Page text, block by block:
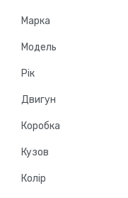
Марка
Модель
Рік
Двигун
Коробка
Кузов
Колір